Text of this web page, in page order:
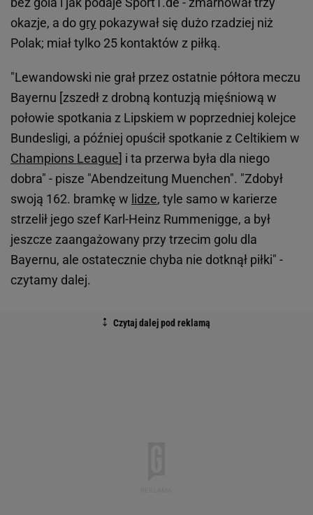
okazje, a do gry pokazywał się dużo rzadziej niż
Polak; miał tylko 25 kontaktów z piłką.
"Lewandowski nie grał przez ostatnie półtora meczu
Bayernu [zszedł z drobną kontuzją mięśniową w
połowie spotkania z Lipskiem w poprzedniej kolejce
Bundesligi, a później opuścił spotkanie z Celtikiem w
Champions League] i ta przerwa była dla niego
dobra" - pisze "Abendzeitung Muenchen". "Zdobył
swoją 162. bramkę w lidze, tyle samo w karierze
strzelił jego szef Karl-Heinz Rummenigge, a był
jeszcze zaangażowany przy trzecim golu dla
Bayernu, ale ostatecznie chyba nie dotknął piłki" -
czytamy dalej.